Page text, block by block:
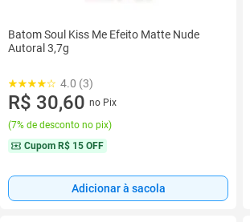
Batom Soul Kiss Me Efeito Matte Nude
Autoral 3,7g
4.0 (3)
R$ 30,60 no Pix
(7% de desconto no pix)
Cupom R$ 15 OFF
Adicionar à sacola